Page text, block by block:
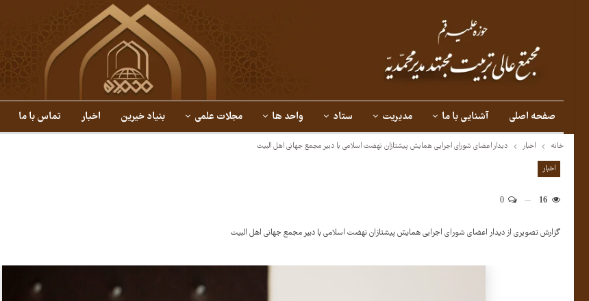
صفحه اصلی آشنایی با ما مدیریت ستاد واحد ها مجلات علمی بنیاد خیرین اخبار تماس با ما
خانه اخبار دیدار اعضای شورای اجرایی همایش پیشتازان نهضت اسلامی با دبیر مجمع جهانی اهل البیت
اخبار
16
گزارش تصویری از دیدار اعضای شورای اجرایی همایش پیشتازان نهضت اسلامی با دبیر مجمع جهانی اهل البیت